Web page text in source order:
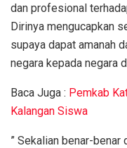
dan profesional
Dirinya mengucapkan
supaya dapat amanah
negara kepada negara
Baca Juga : Pemkab
Kalangan Siswa
” Sekalian benar-benar